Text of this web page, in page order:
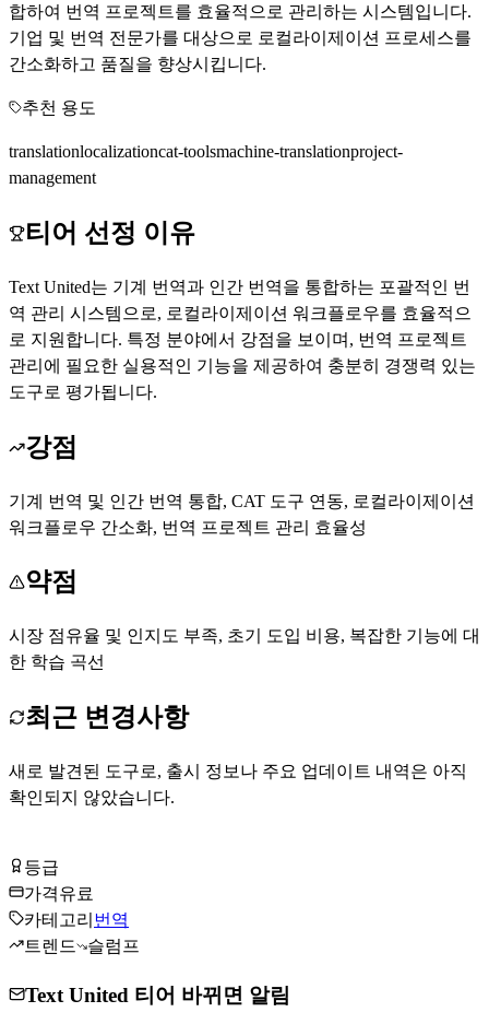
합하여 번역 프로젝트를 효율적으로 관리하는 시스템입니다.
기업 및 번역 전문가를 대상으로 로컬라이제이션 프로세스를
간소화하고 품질을 향상시킵니다.
추천 용도
translationlocalizationcat-toolsmachine-translationproject-
management
티어 선정 이유
Text United는 기계 번역과 인간 번역을 통합하는 포괄적인 번
역 관리 시스템으로, 로컬라이제이션 워크플로우를 효율적으
로 지원합니다. 특정 분야에서 강점을 보이며, 번역 프로젝트
관리에 필요한 실용적인 기능을 제공하여 충분히 경쟁력 있는
도구로 평가됩니다.
강점
기계 번역 및 인간 번역 통합, CAT 도구 연동, 로컬라이제이션
워크플로우 간소화, 번역 프로젝트 관리 효율성
약점
시장 점유율 및 인지도 부족, 초기 도입 비용, 복잡한 기능에 대
한 학습 곡선
최근 변경사항
새로 발견된 도구로, 출시 정보나 주요 업데이트 내역은 아직
확인되지 않았습니다.
등급
가격유료
카테고리 번역
트렌드
슬럼프
Text United 티어 바뀌면 알림